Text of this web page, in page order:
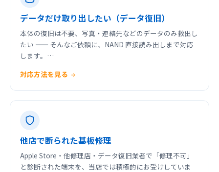
データだけ取り出したい（データ復旧）
本体の復旧は不要、写真・連絡先などのデータのみ救出し
たい —— そんなご依頼に、NAND 直接読み出しまで対応
します。…
対応方法を見る
他店で断られた基板修理
Apple Store・他修理店・データ復旧業者で「修理不可」
と診断された端末を、当店では積極的にお受けしていま